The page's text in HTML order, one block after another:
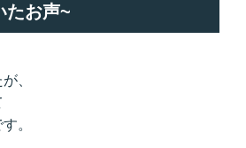
たお声~
、
。